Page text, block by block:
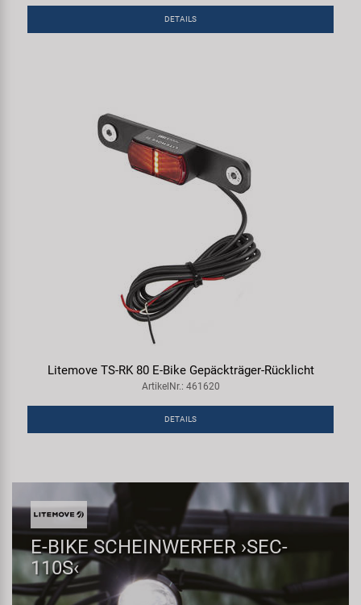
DETAILS
Litemove TS-RK 80 E-Bike Gepäckträger-Rücklicht
ArtikelNr.: 461620
DETAILS
E-BIKE SCHEINWERFER ›SEC-
110S‹